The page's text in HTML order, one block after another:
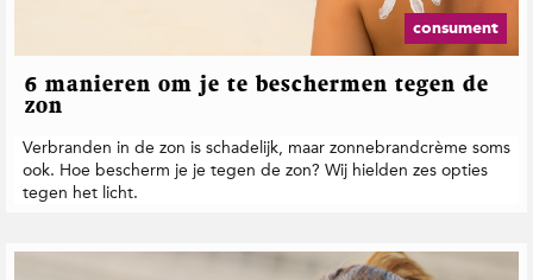
consument
6 manieren om je te beschermen tegen de
zon
Verbranden in de zon is schadelijk, maar zonnebrandcrème soms
ook. Hoe bescherm je je tegen de zon? Wij hielden zes opties
tegen het licht.